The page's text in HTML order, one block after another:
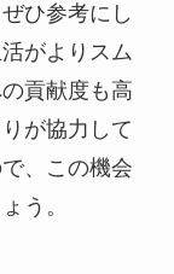
ひ参考にし
がよりスム
貢献度も高
が協力して
、この機会
う。